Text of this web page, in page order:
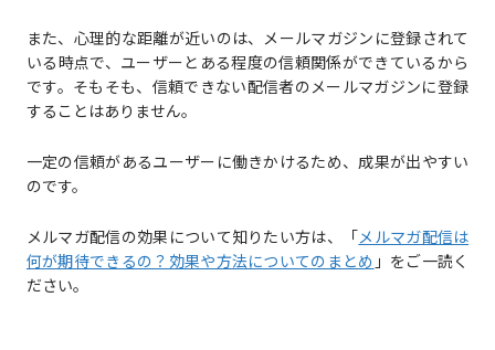
また、心理的な距離が近いのは、メールマガジンに登録されて
いる時点で、ユーザーとある程度の信頼関係ができているから
です。そもそも、信頼できない配信者のメールマガジンに登録
することはありません。
一定の信頼があるユーザーに働きかけるため、成果が出やすい
のです。
メルマガ配信の効果について知りたい方は、「メルマガ配信は
何が期待できるの？効果や方法についてのまとめ 」をご一読く
ださい。